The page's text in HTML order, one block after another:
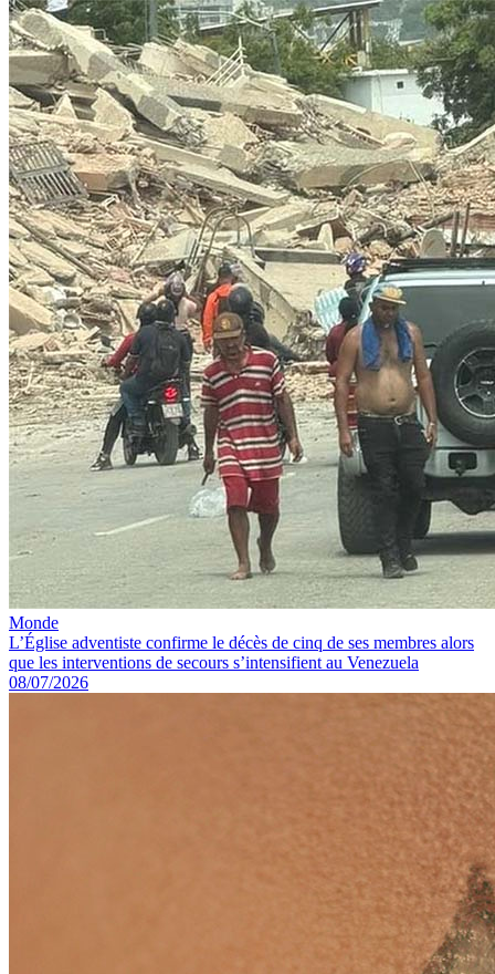
Monde
L’Église adventiste confirme le décès de cinq de ses membres alors
que les interventions de secours s’intensifient au Venezuela
08/07/2026